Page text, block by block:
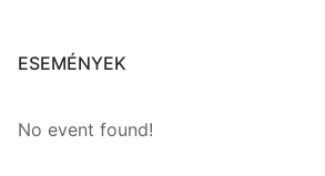
ESEMÉNYEK
No event found!